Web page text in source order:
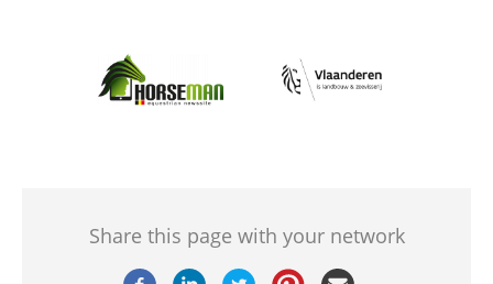
Afbeelding Afbeelding
Share this page with your network